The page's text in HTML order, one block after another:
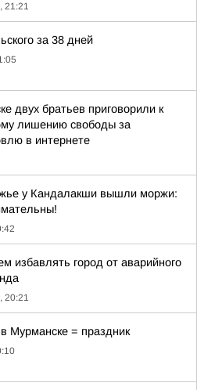
21:21
за 38 дней
двух братьев приговорили к
лишению свободы за
в интернете
у Кандалакши вышли моржи:
избавлять город от аварийного
20:21
Мурманске = праздник